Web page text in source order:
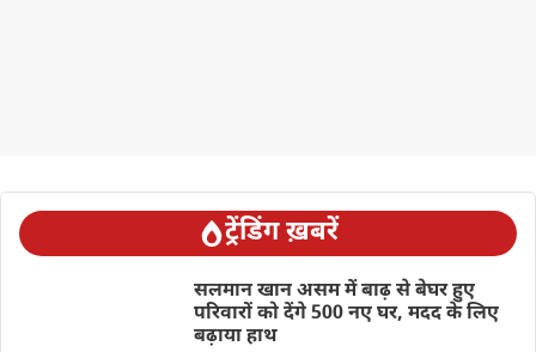
ट्रेंडिंग ख़बरें
सलमान खान असम में बाढ़ से बेघर हुए
परिवारों को देंगे 500 नए घर, मदद के लिए
बढ़ाया हाथ